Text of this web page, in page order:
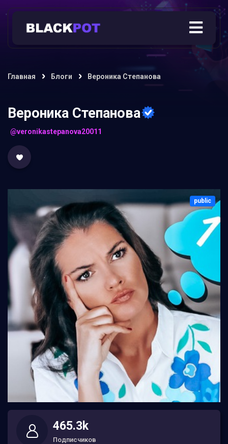
Главная Блоги Вероника Степанова
Вероника Степанова
@veronikastepanova20011
public
465.3k
Подписчиков